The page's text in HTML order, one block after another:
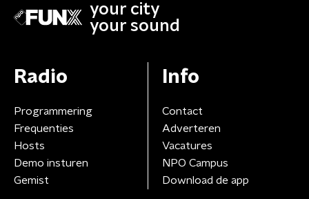
your city
your sound
Radio
Programmering
Frequenties
Hosts
Demo insturen
Gemist
Info
Contact
Adverteren
Vacatures
NPO Campus
Download de app